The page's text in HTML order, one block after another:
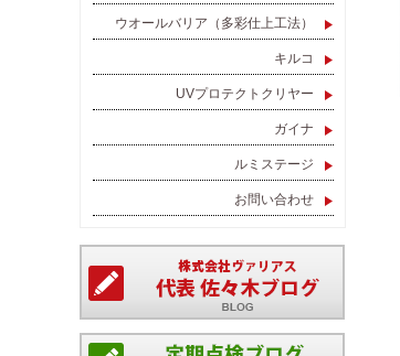
ウオールバリア（多彩仕上工法）
キルコ
UVプロテクトクリヤー
ガイナ
ルミステージ
お問い合わせ